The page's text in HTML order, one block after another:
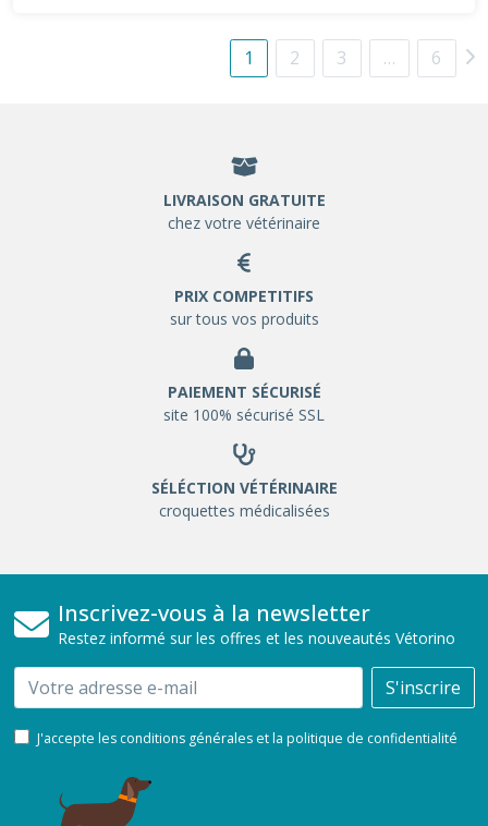
1 2 3 … 6
LIVRAISON GRATUITE
chez votre vétérinaire
PRIX COMPETITIFS
sur tous vos produits
PAIEMENT SÉCURISÉ
site 100% sécurisé SSL
SÉLÉCTION VÉTÉRINAIRE
croquettes médicalisées
Inscrivez-vous à la newsletter
Restez informé sur les offres et les nouveautés Vétorino
Email S'inscrire
J'accepte les conditions générales et la politique de confidentialité